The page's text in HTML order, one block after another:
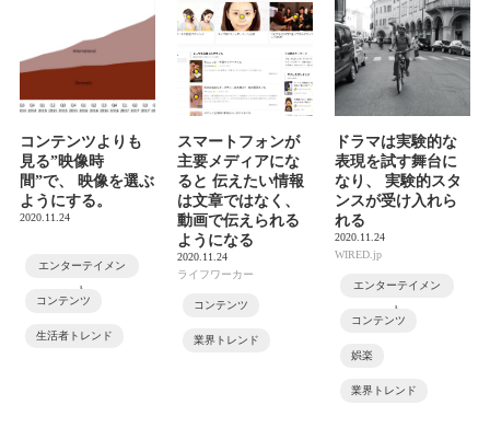
コンテンツよりも
見る”映像時
間”で、 映像を選ぶ
ようにする。
2020.11.24
エンターテイメン
ト
コンテンツ
生活者トレンド
スマートフォンが
主要メディアにな
ると 伝えたい情報
は文章ではなく、
動画で伝えられる
ようになる
2020.11.24
ライフワーカー
コンテンツ
業界トレンド
ドラマは実験的な
表現を試す舞台に
なり、 実験的スタ
ンスが受け入れら
れる
2020.11.24
WIRED.jp
エンターテイメン
ト
コンテンツ
娯楽
業界トレンド